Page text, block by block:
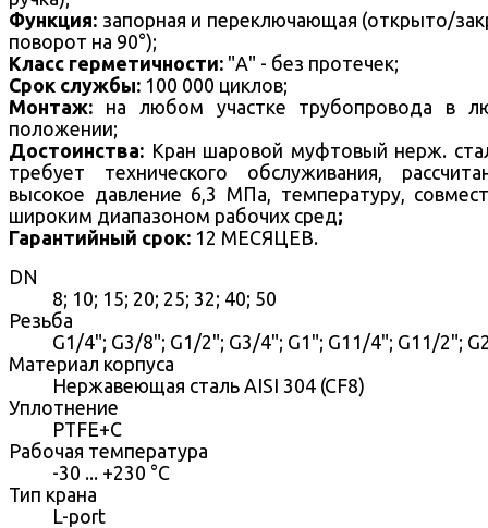
Функция: запорная и переключающая (открыто/
поворот на 90°);
Класс герметичности: "А" - без протечек;
Срок службы: 100 000 циклов;
Монтаж: на любом участке трубопровода в
положении;
Достоинства: Кран шаровой муфтовый нерж.
требует технического обслуживания,
высокое давление 6,3 МПа, температуру,
широким диапазоном рабочих сред;
Гарантийный срок: 12 МЕСЯЦЕВ.
DN
8; 10; 15; 20; 25; 32; 40; 50
Резьба
G1/4"; G3/8"; G1/2"; G3/4"; G1"; G11/4"; G11/2";
Материал корпуса
Нержавеющая сталь AISI 304 (CF8)
Уплотнение
PTFE+C
Рабочая температура
-30 ... +230 °С
Тип крана
L-port